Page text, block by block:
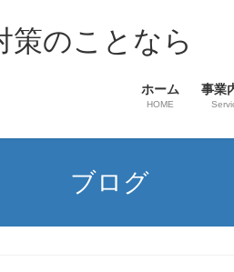
策のことな
ホーム
HOME
事業
ブログ